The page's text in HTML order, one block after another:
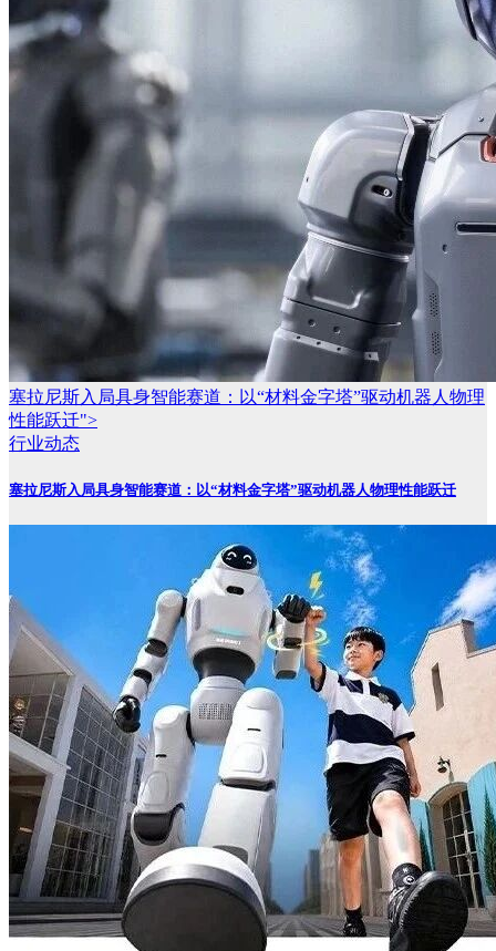
塞拉尼斯入局具身智能赛道：以“材料金字塔”驱动机器人物理
性能跃迁">
行业动态
塞拉尼斯入局具身智能赛道：以“材料金字塔”驱动机器人物理性能跃迁